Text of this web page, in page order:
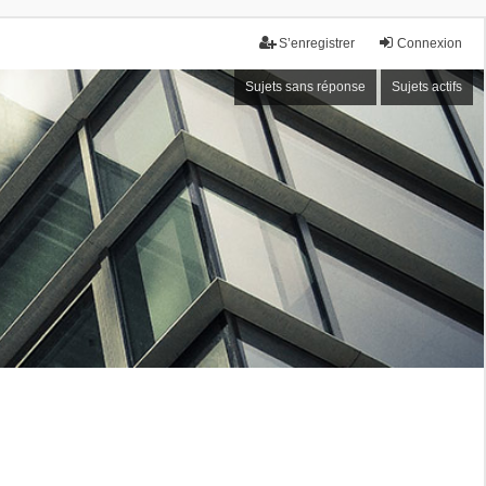
Connexion
S’enregistrer
Sujets sans réponse Sujets actifs